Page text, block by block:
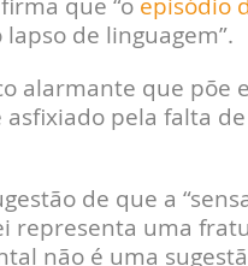
de linguagem”.
alarmante que põe
pela falta
de que a
uma
não é uma